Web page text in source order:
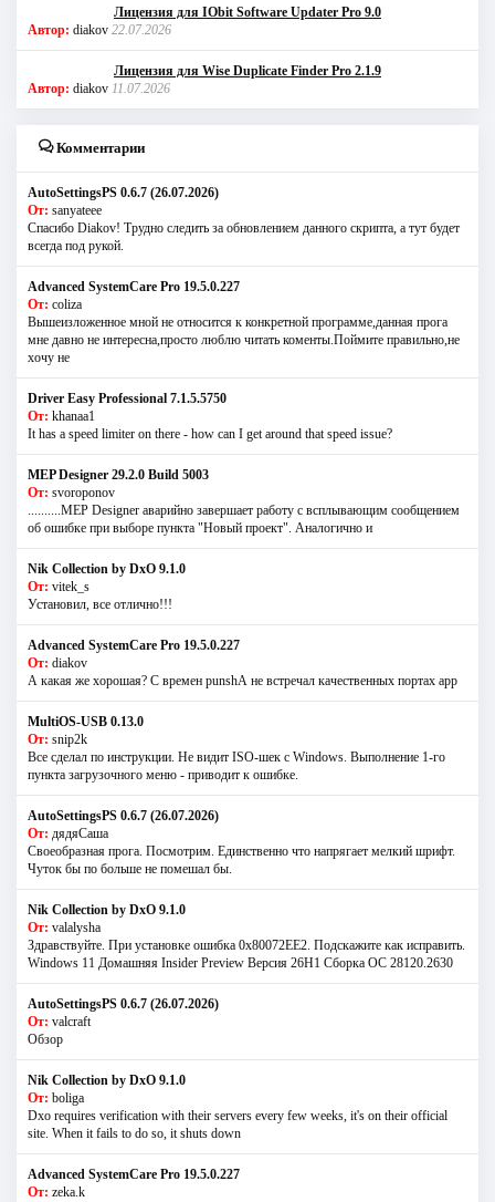
Лицензия для IObit Software Updater Pro 9.0
Автор: diakov 22.07.2026
Лицензия для Wise Duplicate Finder Pro 2.1.9
Автор: diakov 11.07.2026
Комментарии
AutoSettingsPS 0.6.7 (26.07.2026)
От: sanyateee
Спасибо Diakov! Трудно следить за обновлением данного скрипта, а тут будет
всегда под рукой.
Advanced SystemCare Pro 19.5.0.227
От: coliza
Вышеизложенное мной не относится к конкретной программе,данная прога
мне давно не интересна,просто люблю читать коменты.Поймите правильно,не
хочу не
Driver Easy Professional 7.1.5.5750
От: khanaa1
It has a speed limiter on there - how can I get around that speed issue?
MEP Designer 29.2.0 Build 5003
От: svoroponov
..........MEP Designer аварийно завершает работу с всплывающим сообщением
об ошибке при выборе пункта "Новый проект". Аналогично и
Nik Collection by DxO 9.1.0
От: vitek_s
Установил, все отлично!!!
Advanced SystemCare Pro 19.5.0.227
От: diakov
А какая же хорошая? С времен punshА не встречал качественных портах app
MultiOS-USB 0.13.0
От: snip2k
Все сделал по инструкции. Не видит ISO-шек с Windows. Выполнение 1-го
пункта загрузочного меню - приводит к ошибке.
AutoSettingsPS 0.6.7 (26.07.2026)
От: дядяСаша
Своеобразная прога. Посмотрим. Единственно что напрягает мелкий шрифт.
Чуток бы по больше не помешал бы.
Nik Collection by DxO 9.1.0
От: valalysha
Здравствуйте. При установке ошибка 0х80072EE2. Подскажите как исправить.
Windows 11 Домашняя Insider Preview Версия 26H1 Сборка ОС 28120.2630
AutoSettingsPS 0.6.7 (26.07.2026)
От: valcraft
Обзор
Nik Collection by DxO 9.1.0
От: boliga
Dxo requires verification with their servers every few weeks, it's on their official
site. When it fails to do so, it shuts down
Advanced SystemCare Pro 19.5.0.227
От: zeka.k